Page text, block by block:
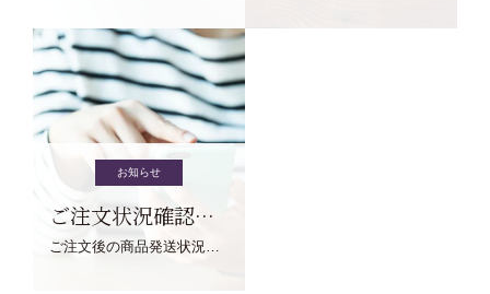
お知らせ
ご注文状況確認について